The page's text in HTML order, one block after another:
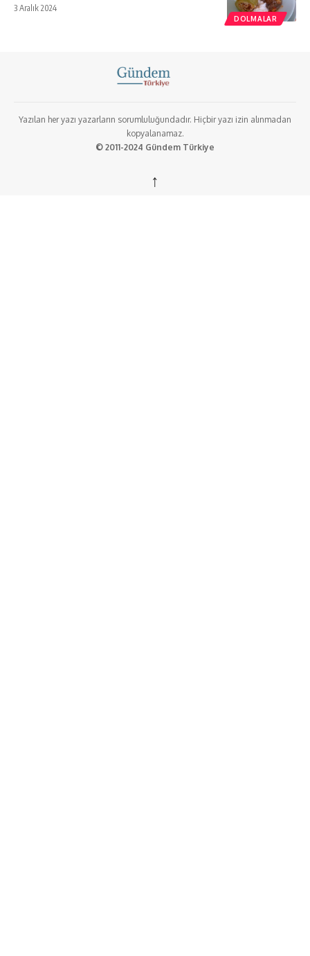
DOLMALAR
3 Aralık 2024
Yazılan her yazı yazarların sorumluluğundadır. Hiçbir yazı izin alınmadan
kopyalanamaz.
© 2011-2024 Gündem Türkiye
↑